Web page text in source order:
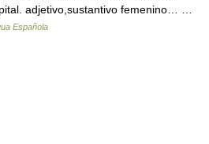
adjetivo,sustantivo femenino… …
Española